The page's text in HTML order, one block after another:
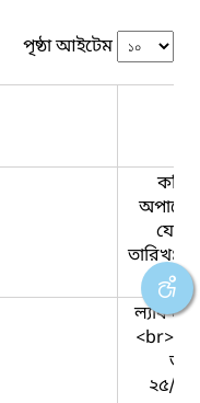
পৃষ্ঠা আইটেম
৭
ল্যাব
<br>
২৫/